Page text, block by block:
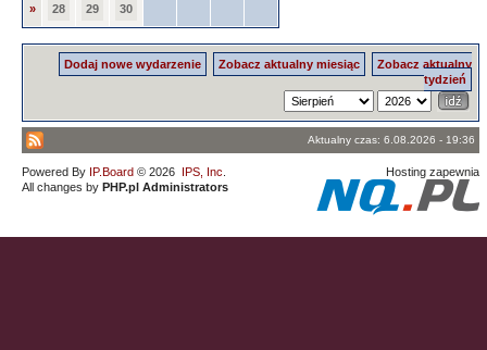
» 28 29 30
Dodaj nowe wydarzenie Zobacz aktualny miesiąc
Zobacz aktualny
tydzień
Aktualny czas: 6.08.2026 - 19:36
Powered By IP.Board © 2026 IPS, Inc
All changes by PHP.pl Administrators
Hosting zapewnia